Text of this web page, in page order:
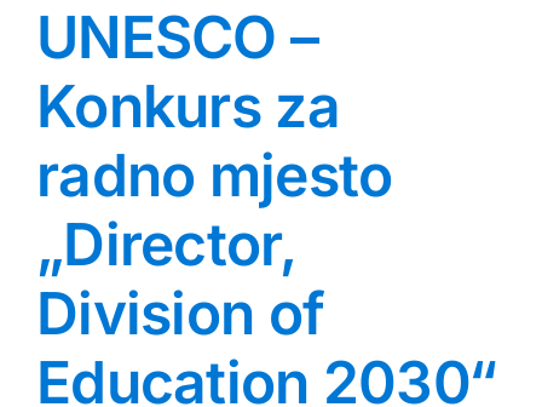
UNESCO –
Konkurs za
radno mjesto
„Director,
Division of
Education 2030“